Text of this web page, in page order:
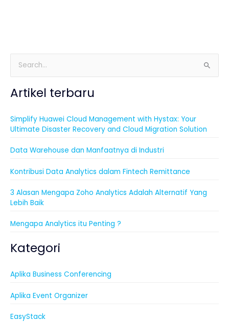
e
a
c
f
r
:
Artikel terbaru
Simplify Huawei Cloud Management with Hystax: Your
Ultimate Disaster Recovery and Cloud Migration Solution
Data Warehouse dan Manfaatnya di Industri
Kontribusi Data Analytics dalam Fintech Remittance
3 Alasan Mengapa Zoho Analytics Adalah Alternatif Yang
Lebih Baik
Mengapa Analytics itu Penting ?
Kategori
Aplika Business Conferencing
Aplika Event Organizer
EasyStack